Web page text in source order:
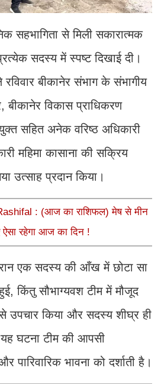
सहभागिता से मिली सकारात्मक
सदस्य में स्पष्ट दिखाई दी।
बीकानेर संभाग के संभागीय
विकास प्राधिकरण
सहित अनेक वरिष्ठ अधिकारी
महिमा कासाना की सक्रिय
उत्साह प्रदान किया।
: (आज का राशिफल) मेष से मीन
ऐसा रहेगा आज का दिन !
एक सदस्य की आँख में छोटा सा
किंतु सौभाग्यवश टीम में मौजूद
उपचार किया और सदस्य शीघ्र ही
घटना टीम की आपसी
पारिवारिक भावना को दर्शाती है।